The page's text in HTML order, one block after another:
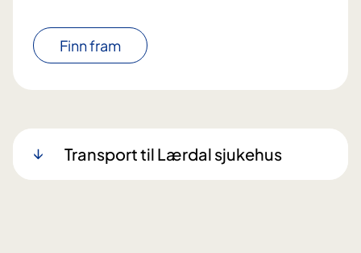
Finn fram
Transport til Lærdal sjukehus